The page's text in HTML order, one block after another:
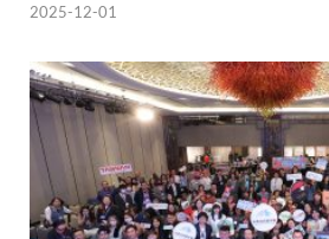
2025-12-01